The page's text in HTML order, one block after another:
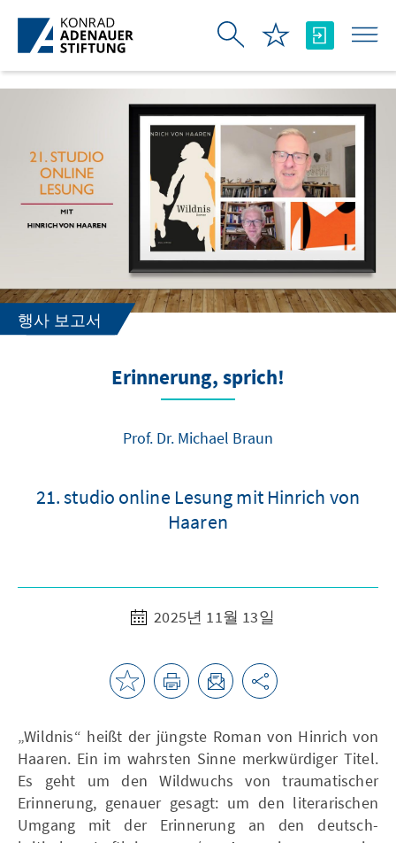
Skip to Main Content
행사 보고서
Erinnerung, sprich!
Prof. Dr. Michael Braun
21. studio online Lesung mit Hinrich von
Haaren
2025년 11월 13일
„Wildnis“ heißt der jüngste Roman von Hinrich von
Haaren. Ein im wahrsten Sinne merkwürdiger Titel.
Es geht um den Wildwuchs von traumatischer
Erinnerung, genauer gesagt: um den literarischen
Umgang mit der Erinnerung an den deutsch-